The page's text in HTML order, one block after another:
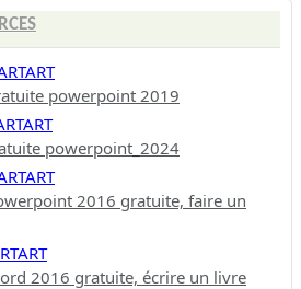
powerpoint 2019
powerpoint_2024
2016 gratuite, faire un
2016 gratuite, écrire un livre